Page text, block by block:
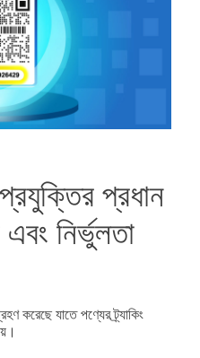
প্রধান
নির্ভুলতা
করেছে যাতে পণ্যের ট্র্যাকিং